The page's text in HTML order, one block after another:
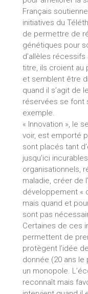
Français
initiatives du
de permettre de
génétiques pour
d’allèles
titre, ils croient au
et semblent être
quand il s’agit de
réservées se font
exemple.
« Innovation », le
voir, est emporté
sont placés tant
jusqu’ici
organisationnels,
maladie, créer de
développement «
mais quand et
sont pas
Certaines de ces
permettent de
protègent l’idée
donnée (20 ans le
un monopole.
reconnaît mais